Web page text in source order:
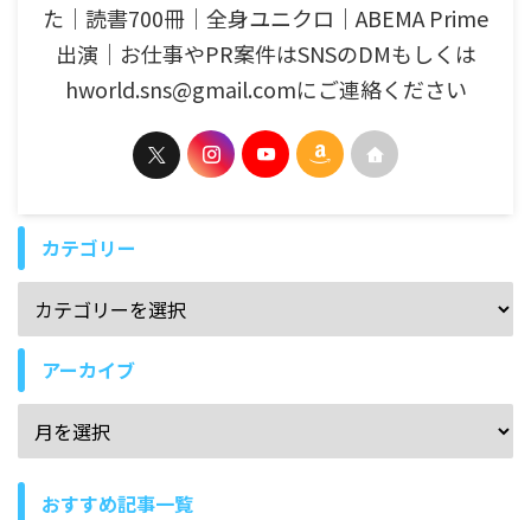
た│読書700冊│全身ユニクロ│ABEMA Prime
出演│お仕事やPR案件はSNSのDMもしくは
hworld.sns@gmail.comにご連絡ください
カテゴリー
アーカイブ
おすすめ記事一覧